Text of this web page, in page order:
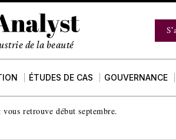
de la beauté
ÉTUDES DE CAS GOUVERNANCE
retrouve début septembre.